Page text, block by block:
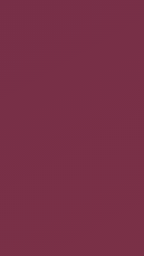
de Swap, et
pour